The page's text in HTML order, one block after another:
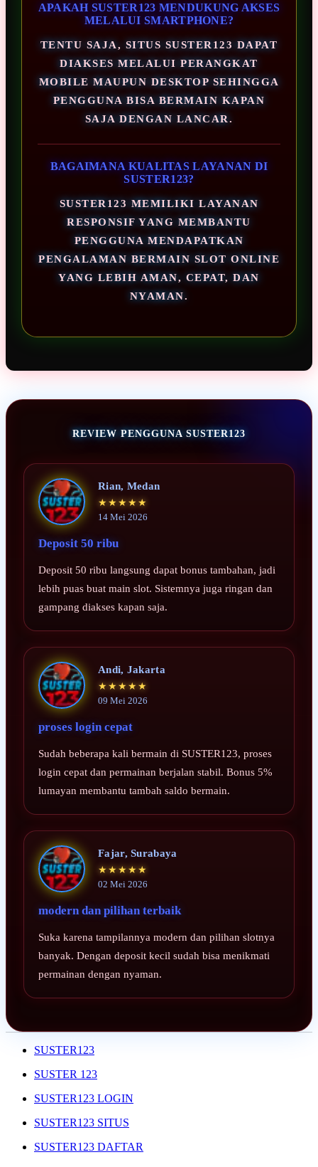
APAKAH SUSTER123 MENDUKUNG AKSES
MELALUI SMARTPHONE?
TENTU SAJA, SITUS SUSTER123 DAPAT
DIAKSES MELALUI PERANGKAT
MOBILE MAUPUN DESKTOP SEHINGGA
PENGGUNA BISA BERMAIN KAPAN
SAJA DENGAN LANCAR.
BAGAIMANA KUALITAS LAYANAN DI
SUSTER123?
SUSTER123 MEMILIKI LAYANAN
RESPONSIF YANG MEMBANTU
PENGGUNA MENDAPATKAN
PENGALAMAN BERMAIN SLOT ONLINE
YANG LEBIH AMAN, CEPAT, DAN
NYAMAN.
REVIEW PENGGUNA SUSTER123
Rian, Medan
★★★★★
14 Mei 2026
Deposit 50 ribu
Deposit 50 ribu langsung dapat bonus tambahan, jadi
lebih puas buat main slot. Sistemnya juga ringan dan
gampang diakses kapan saja.
Andi, Jakarta
★★★★★
09 Mei 2026
proses login cepat
Sudah beberapa kali bermain di SUSTER123, proses
login cepat dan permainan berjalan stabil. Bonus 5%
lumayan membantu tambah saldo bermain.
Fajar, Surabaya
★★★★★
02 Mei 2026
modern dan pilihan terbaik
Suka karena tampilannya modern dan pilihan slotnya
banyak. Dengan deposit kecil sudah bisa menikmati
permainan dengan nyaman.
SUSTER123
SUSTER 123
SUSTER123 LOGIN
SUSTER123 SITUS
SUSTER123 DAFTAR